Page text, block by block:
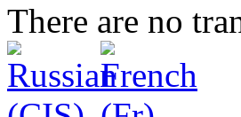
There are no